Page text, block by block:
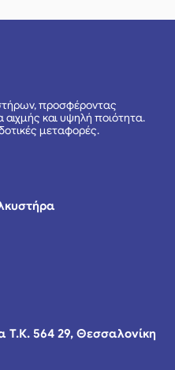
προσφέροντας
αιχμής και υψηλή ποιότητα.
μεταφορές.
Τ.Κ. 564 29, Θεσσαλονίκη